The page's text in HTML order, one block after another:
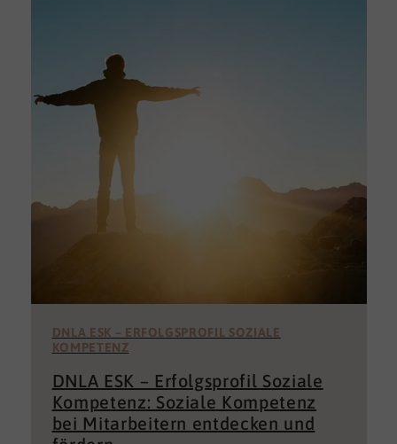
DNLA ESK – ERFOLGSPROFIL SOZIALE
KOMPETENZ
DNLA ESK – Erfolgsprofil Soziale
Kompetenz: Soziale Kompetenz
bei Mitarbeitern entdecken und